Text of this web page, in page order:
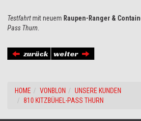
Testfahrtmit neuem Raupen-Ranger &
Pass Thurn.
zurück weiter
HOME VONBLON
UNSERE KUNDEN
810 KITZBÜHEL-PASS THURN